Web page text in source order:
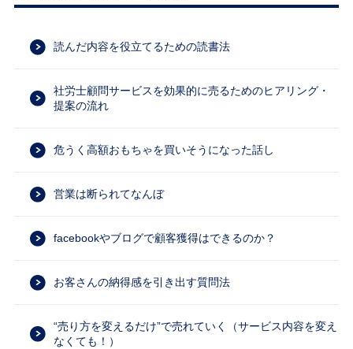
読んだ内容を役立てるための読書法
社労士顧問サービスを効果的に売るためのヒアリング・
提案の流れ
危うく高額おもちゃを買いそうになった話し
営業は断られてなんぼ
facebookやブログで顧客獲得はできるのか？
お客さんの納得感を引き出す質問法
“売り方を変えるだけ”で売れていく（サービス内容を変え
なくても！）